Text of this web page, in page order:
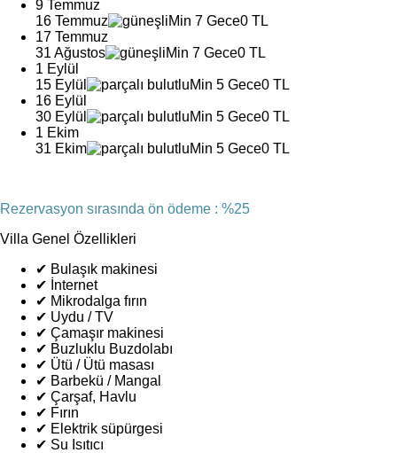
9 Temmuz
16 Temmuz
Min 7 Gece0 TL
17 Temmuz
31 Ağustos
Min 7 Gece0 TL
1 Eylül
15 Eylül
Min 5 Gece0 TL
16 Eylül
30 Eylül
Min 5 Gece0 TL
1 Ekim
31 Ekim
Min 5 Gece0 TL
Rezervasyon sırasında ön ödeme : %25
Villa Genel Özellikleri
✔ Bulaşık makinesi
✔ İnternet
✔ Mikrodalga fırın
✔ Uydu / TV
✔ Çamaşır makinesi
✔ Buzluklu Buzdolabı
✔ Ütü / Ütü masası
✔ Barbekü / Mangal
✔ Çarşaf, Havlu
✔ Fırın
✔ Elektrik süpürgesi
✔ Su Isıtıcı